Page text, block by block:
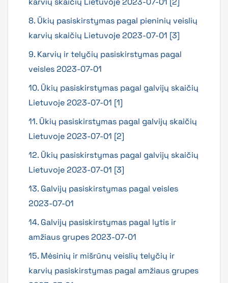
8. Ūkių pasiskirstymas pagal pieninių veislių
karvių skaičių Lietuvoje 2023-07-01 [3]
9. Karvių ir telyčių pasiskirstymas pagal
veisles 2023-07-01
10. Ūkių pasiskirstymas pagal galvijų skaičių
Lietuvoje 2023-07-01 [1]
11. Ūkių pasiskirstymas pagal galvijų skaičių
Lietuvoje 2023-07-01 [2]
12. Ūkių pasiskirstymas pagal galvijų skaičių
Lietuvoje 2023-07-01 [3]
13. Galvijų pasiskirstymas pagal veisles
2023-07-01
14. Galvijų pasiskirstymas pagal lytis ir
amžiaus grupes 2023-07-01
15. Mėsinių ir mišrūnų veislių telyčių ir
karvių pasiskirstymas pagal amžiaus grupes